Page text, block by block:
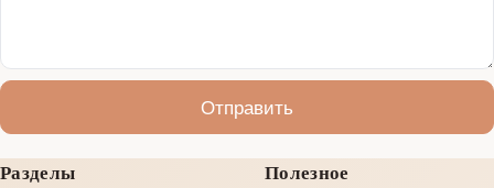
Отправить
Разделы Полезное